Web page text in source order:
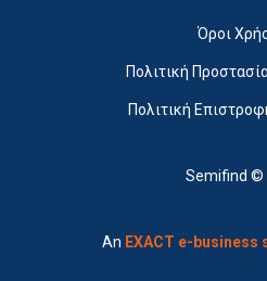
Όροι
Πολιτική
Πολιτική
Semifind ©
An EXACT e-business